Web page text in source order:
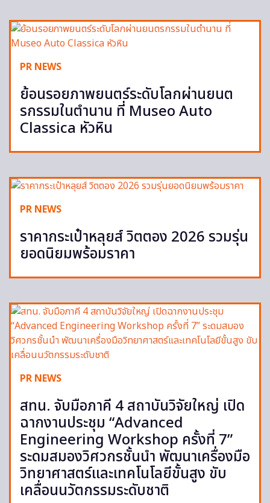
PR NEWS
ย้อนรอยภาพยนตร์ระดับโลกผ่านยนต
รกรรมในตำนาน ที่ Museo Auto
Classica หัวหิน
PR NEWS
ราคากระเป๋าหลุยส์ วิตตอง 2026 รวมรุ่น
ยอดนิยมพร้อมราคา
PR NEWS
สทน. จับมือภาคี 4 สถาบันวิจัยใหญ่ เปิด
ฉากงานประชุม “Advanced
Engineering Workshop ครั้งที่ 7”
ระดมสมองวิศวกรชั้นนำ พัฒนาเครื่องมือ
วิทยาศาสตร์และเทคโนโลยีขั้นสูง ขับ
เคลื่อนนวัตกรรมระดับชาติ